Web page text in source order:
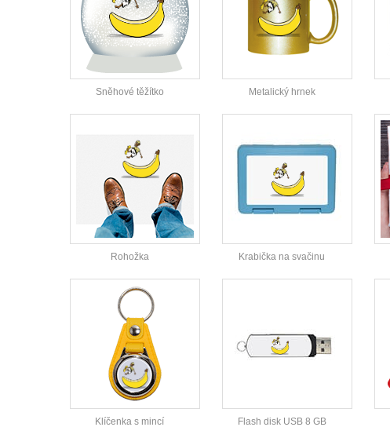
Sněhové těžítko Metalický hrnek
Rohožka Krabička na svačinu
Klíčenka s mincí Flash disk USB 8 GB